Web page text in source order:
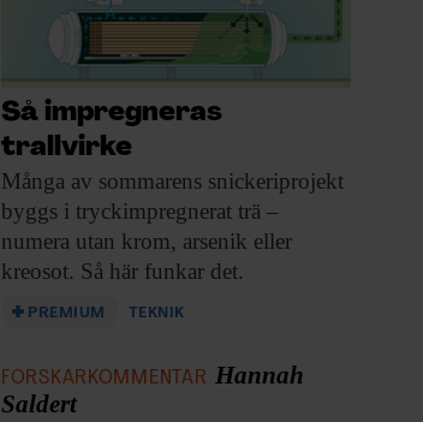
Så impregneras
trallvirke
Många av sommarens snickeriprojekt
byggs i tryckimpregnerat trä –
numera utan krom, arsenik eller
kreosot. Så här funkar det.
PREMIUM TEKNIK
FORSKARKOMMENTAR Hannah
Saldert